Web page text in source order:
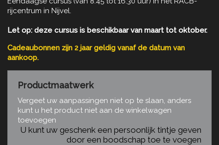
rijcentrum in Nijvel.
Let op: deze cursus is beschikbaar van maart tot oktober.
Cadeaubonnen zijn 2 jaar geldig vanaf de datum van
aankoop.
Productmaatwerk
Vergeet uw aanpassingen niet op te slaan, anders
kunt u het product niet aan de winkelwagen
toevoegen
U kunt uw geschenk een persoonlijk tintje geven
door een boodschap toe te voegen